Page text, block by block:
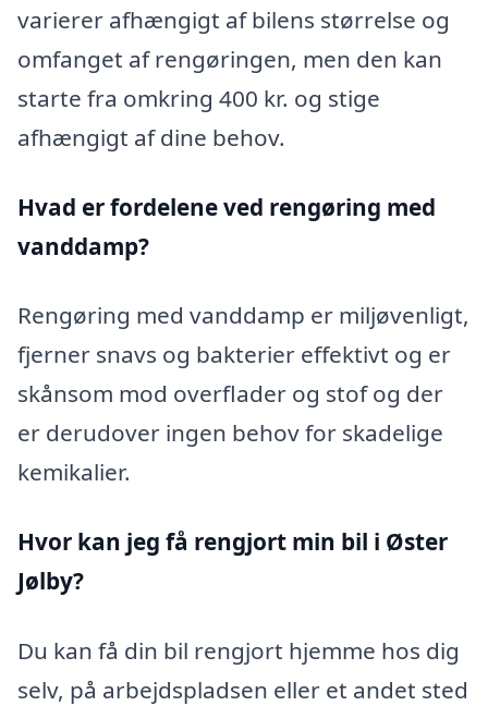
varierer afhængigt af bilens størrelse og
omfanget af rengøringen, men den kan
starte fra omkring 400 kr. og stige
afhængigt af dine behov.
Hvad er fordelene ved rengøring med
vanddamp?
Rengøring med vanddamp er miljøvenligt,
fjerner snavs og bakterier effektivt og er
skånsom mod overflader og stof og der
er derudover ingen behov for skadelige
kemikalier.
Hvor kan jeg få rengjort min bil i Øster
Jølby?
Du kan få din bil rengjort hjemme hos dig
selv, på arbejdspladsen eller et andet sted